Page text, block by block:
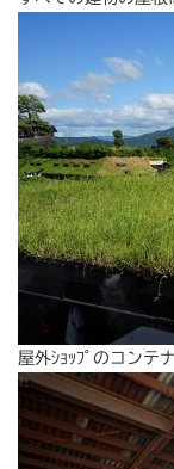
屋外ｼｮｯﾌﾟのコンテ